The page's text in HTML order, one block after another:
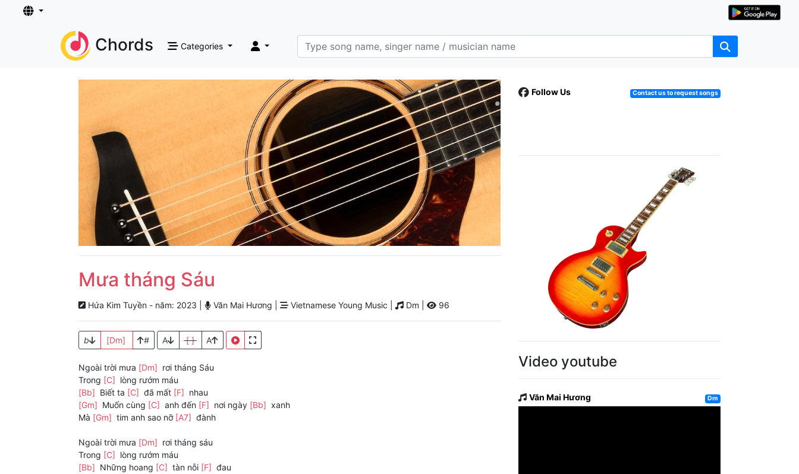
Chords Categories
Mưa tháng Sáu
Hứa Kim Tuyền - năm: 2023 | Văn Mai Hương | Vietnamese Young Music | Dm | 96
b [Dm] # A [ ] A
Ngoài trời mưa [Dm] rơi tháng Sáu
Trong [C] lòng rướm máu
[Bb] Biết ta [C] đã mất [F] nhau
[Gm] Muốn cùng [C] anh đến [F] nơi ngày [Bb] xanh
Mà [Gm] tim anh sao nỡ [A7] đành
Ngoài trời mưa [Dm] rơi tháng sáu
Trong [C] lòng rướm máu
[Bb] Những hoang [C] tàn nỗi [F] đau
Follow Us Contact us to request songs
Video youtube
Văn Mai Hương Dm